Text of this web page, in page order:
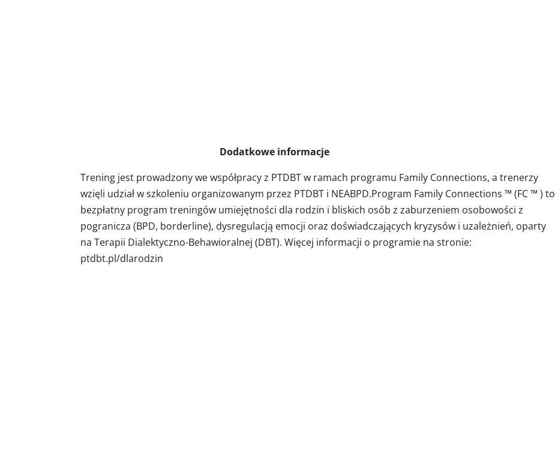
Dodatkowe informacje
Trening jest prowadzony we współpracy z PTDBT w ramach programu Family Connections, a trenerzy
wzięli udział w szkoleniu organizowanym przez PTDBT i NEABPD.Program Family Connections ™ (FC ™ ) to
bezpłatny program treningów umiejętności dla rodzin i bliskich osób z zaburzeniem osobowości z
pogranicza (BPD, borderline), dysregulacją emocji oraz doświadczających kryzysów i uzależnień, oparty
na Terapii Dialektyczno-Behawioralnej (DBT). Więcej informacji o programie na stronie:
ptdbt.pl/dlarodzin